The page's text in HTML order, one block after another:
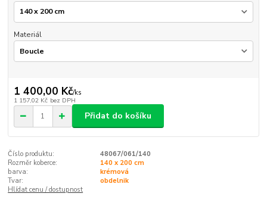
Materiál
1 400,00 Kč/ks
1 157,02 Kč bez DPH
Přidat do košíku
Číslo produktu:
48067/061/140
Rozměr koberce:
140 x 200 cm
barva:
krémová
Tvar:
obdelnik
Hlídat cenu / dostupnost